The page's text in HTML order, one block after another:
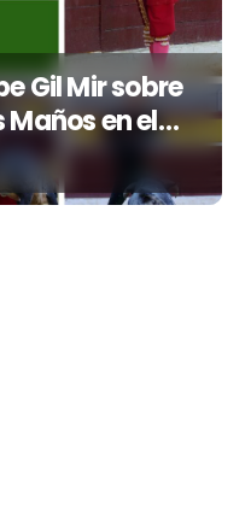
Gil Mir sobre
Maños en el